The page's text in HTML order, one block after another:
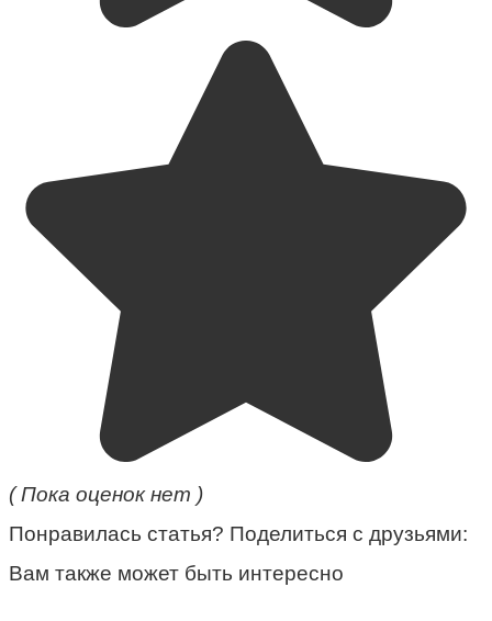
( Пока оценок нет )
Понравилась статья? Поделиться с друзьями:
Вам также может быть интересно